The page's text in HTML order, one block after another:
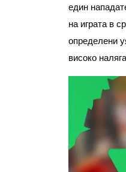
един
на играта в
определени
високо